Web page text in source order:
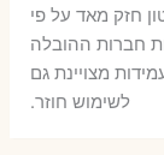
חזק מאד על פי
חברות ההובלה
מצויינת גם
לשימוש חוזר.